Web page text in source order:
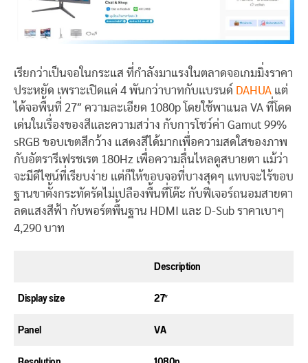
เรียกว่าเป็นจอในกระแส ที่กำลังมาแรงในตลาดจอเกมมิ่งราคา
ประหยัด เพราะเปิดแค่ 4 พันกว่าบาทกับแบรนด์ DAHUA แต่
ได้จอพื้นที่ 27″ ความละเอียด 1080p โดยใช้พาแนล VA ที่โดด
เด่นในเรื่องของสีและความสว่าง กับการโชว์ค่า Gamut 99%
sRGB ขอบเขตสีกว้าง แสดงสีได้มากเพื่อความสดใสของภาพ
กับอัตรารีเฟรชเรต 180Hz เพื่อความลื่นไหลดูสบายตา แม้ว่า
จะมีดีไซน์ที่เรียบง่าย แต่ก็ให้ขอบจอที่บางสุดๆ แทบจะไร้ขอบ
ฐานขาตั้งกระทัดรัดไม่เปลืองพื้นที่โต๊ะ กับฟีเจอร์ถนอมสายตา
ลดแสงสีฟ้า กับพอร์ตพื้นฐาน HDMI และ D-Sub ราคาเบาๆ
4,290 บาท
Description
Display size
27″
Panel
VA